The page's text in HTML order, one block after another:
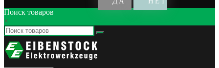
Поиск товаров
×